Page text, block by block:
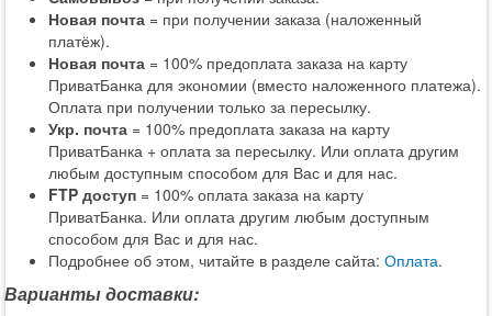
Новая почта = при получении заказа (наложенный
платёж).
Новая почта = 100% предоплата заказа на карту
ПриватБанка для экономии (вместо наложенного платежа).
Оплата при получении только за пересылку.
Укр. почта = 100% предоплата заказа на карту
ПриватБанка + оплата за пересылку. Или оплата другим
любым доступным способом для Вас и для нас.
FTP доступ = 100% оплата заказа на карту
ПриватБанка. Или оплата другим любым доступным
способом для Вас и для нас.
Подробнее об этом, читайте в разделе сайта: Оплата.
Варианты доставки: